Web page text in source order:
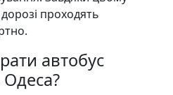
дорозі проходять
автобус